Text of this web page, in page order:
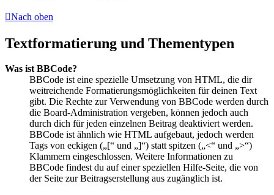
Nach oben
Textformatierung und Thementypen
Was ist BBCode?
BBCode ist eine spezielle Umsetzung von HTML, die dir
weitreichende Formatierungsmöglichkeiten für deinen Text
gibt. Die Rechte zur Verwendung von BBCode werden durch
die Board-Administration vergeben, können jedoch auch
durch dich für jeden einzelnen Beitrag deaktiviert werden.
BBCode ist ähnlich wie HTML aufgebaut, jedoch werden
Tags von eckigen („[“ und „]“) statt spitzen („<“ und „>“)
Klammern eingeschlossen. Weitere Informationen zu
BBCode findest du auf einer speziellen Hilfe-Seite, die von
der Seite zur Beitragserstellung aus zugänglich ist.